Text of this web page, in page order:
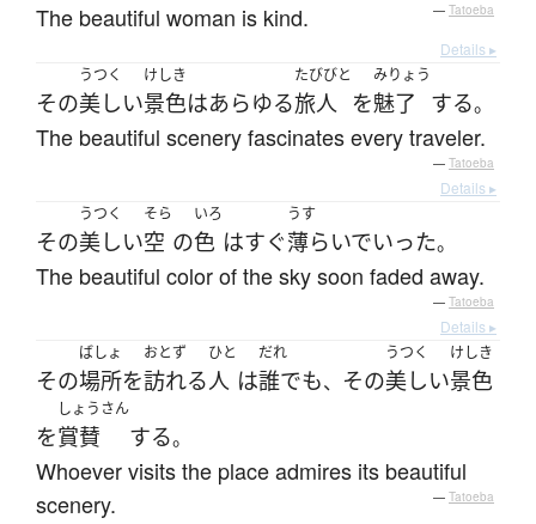
The beautiful woman is kind. — Tatoeba
Details ▸
その
うつく
美しい
けしき
景色はあらゆる
たびびと
旅人 を
みりょう
魅了 する。
The beautiful scenery fascinates every traveler.
— Tatoeba
Details ▸
その
うつく
美しい
そら
空 の
いろ
色 はすぐ
うす
薄らいでいった。
The beautiful color of the sky soon faded away.
— Tatoeba
Details ▸
その
ばしょ
場所を
おとず
訪れる
ひと
人 は
だれ
誰でも、 その
うつく
美しい
けしき
景色
を
しょうさん
賞賛 する。
Whoever visits the place admires its beautiful
scenery.
— Tatoeba